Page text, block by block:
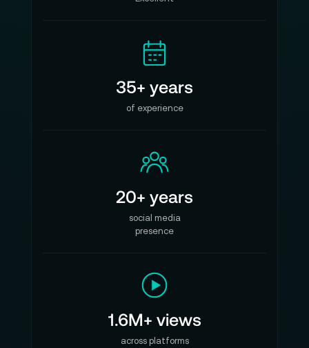
35+ years
of experience
20+ years
social media
presence
1.6M+ views
across platforms